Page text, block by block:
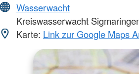
Wasserwacht
Kreiswasserwacht
Karte: Link zur Google Maps